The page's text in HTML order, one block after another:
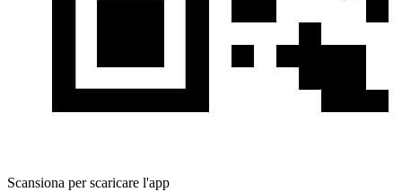
Scansiona per scaricare l'app